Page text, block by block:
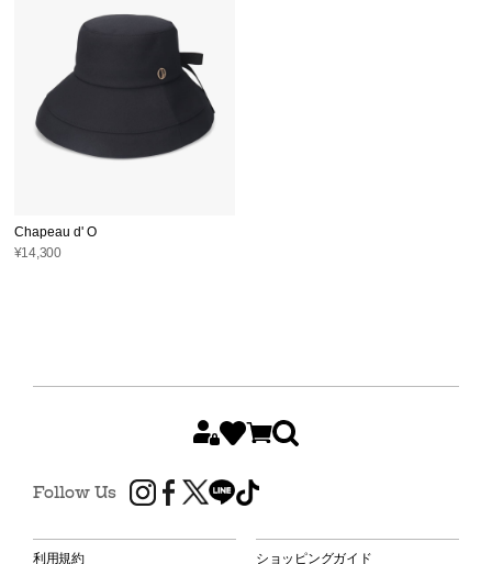
Chapeau d' O
¥14,300
Follow Us
利用規約 ショッピングガイド